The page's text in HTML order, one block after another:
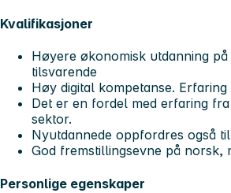
Kvalifikasjoner
Høyere økonomisk utdanning
tilsvarende
Høy digital kompetanse.
Det er en fordel med erfaring
sektor.
Nyutdannede oppfordres også
God fremstillingsevne på norsk,
Personlige egenskaper